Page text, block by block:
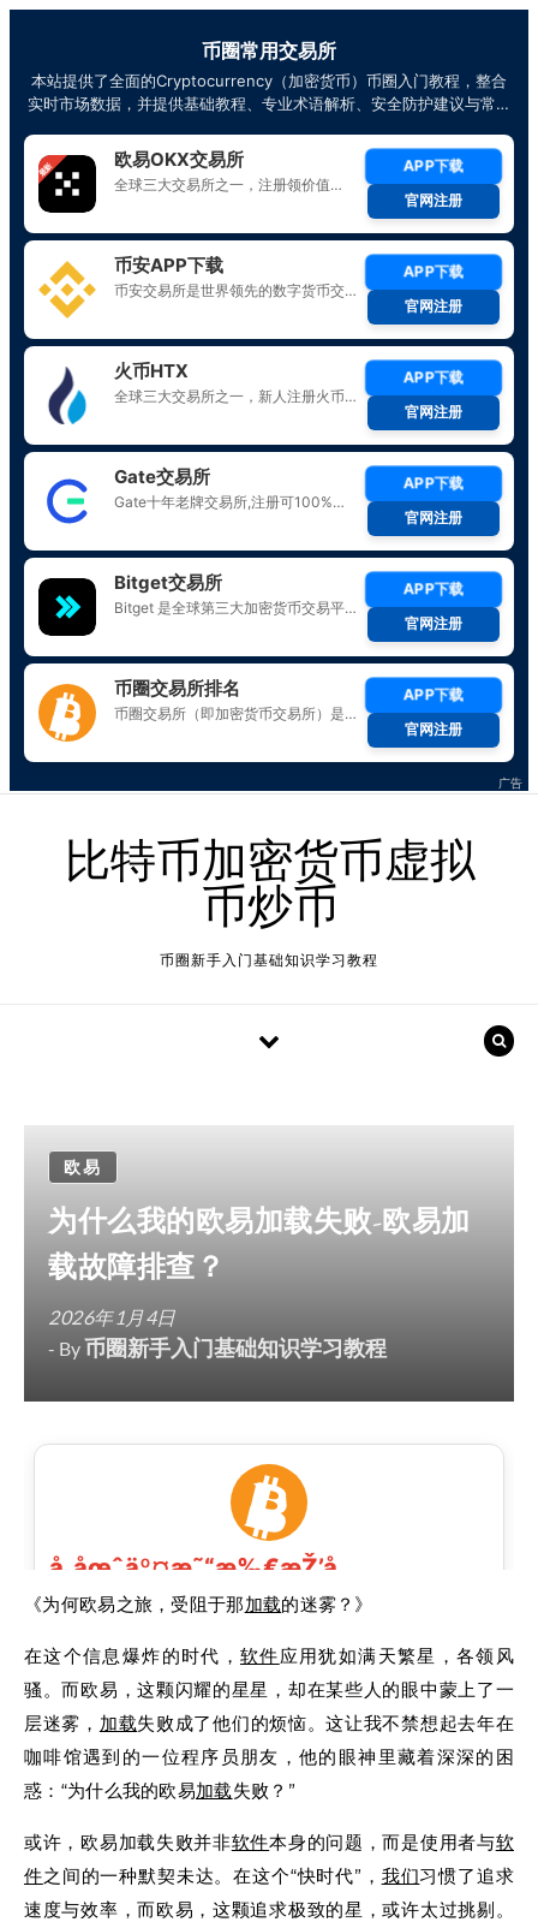
比特币加密货币虚拟
币炒币
币圈新手入门基础知识学习教程
欧易
为什么我的欧易加载失败-欧易加
载故障排查？
2026年1月4日
- By币圈新手入门基础知识学习教程
《为何欧易之旅，受阻于那加载的迷雾？》
在这个信息爆炸的时代， 软件应用犹如满天繁星，各领风
骚。而欧易，这颗闪耀的星星，却在某些人的眼中蒙上了一
层迷雾， 加载失败成了他们的烦恼。这让我不禁想起去年在
咖啡馆遇到的一位程序员朋友，他的眼神里藏着深深的困
惑：“为什么我的欧易加载失败？”
或许，欧易加载失败并非软件本身的问题，而是使用者与软
件之间的一种默契未达。在这个“快时代”， 我们习惯了追求
速度与效率，而欧易，这颗追求极致的星，或许太过挑剔。